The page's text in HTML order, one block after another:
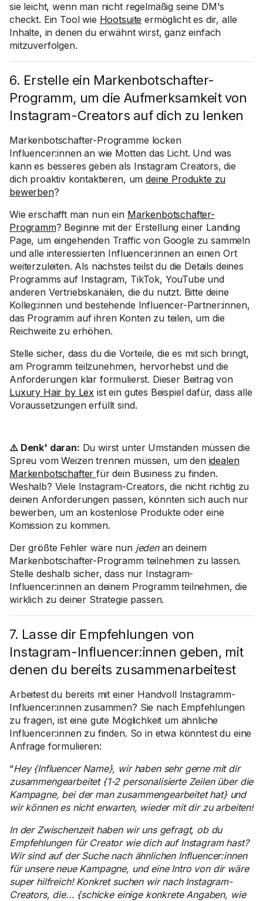
sie leicht, wenn man nicht regelmäßig seine DM's
checkt. Ein Tool wie Hootsuite ermöglicht es dir, alle
Inhalte, in denen du erwähnt wirst, ganz einfach
mitzuverfolgen.
6. Erstelle ein Markenbotschafter-
Programm, um die Aufmerksamkeit von
Instagram-Creators auf dich zu lenken
Markenbotschafter-Programme locken
Influencer:innen an wie Motten das Licht. Und was
kann es besseres geben als Instagram Creators, die
dich proaktiv kontaktieren, umdeine Produkte zu
bewerben?
Wie erschafft man nun ein Markenbotschafter-
Programm? Beginne mit der Erstellung einer Landing
Page, um eingehenden Traffic von Google zu sammeln
und alle interessierten Influencer:innen an einen Ort
weiterzuleiten. Als nächstes teilst du die Details deines
Programms auf Instagram, TikTok, YouTube und
anderen Vertriebskanälen, die du nutzt. Bitte deine
Kolleg:innen und bestehende Influencer-Partner:innen,
das Programm auf ihren Konten zu teilen, um die
Reichweite zu erhöhen.
Stelle sicher, dass du die Vorteile, die es mit sich bringt,
am Programm teilzunehmen, hervorhebst und die
Anforderungen klar formulierst. Dieser Beitrag von
Luxury Hair by Lex ist ein gutes Beispiel dafür, dass alle
Voraussetzungen erfüllt sind.
⚠️ Denk' daran: Du wirst unter Umständen müssen die
Spreu vom Weizen trennen müssen, um den idealen
Markenbotschafterfür dein Business zu finden.
Weshalb? Viele Instagram-Creators, die nicht richtig zu
deinen Anforderungen passen, könnten sich auch nur
bewerben, um an kostenlose Produkte oder eine
Komission zu kommen.
Der größte Fehler wäre nun jedenan deinem
Markenbotschafter-Programm teilnehmen zu lassen.
Stelle deshalb sicher, dass nur Instagram-
Influencer:innen an deinem Programm teilnehmen, die
wirklich zu deiner Strategie passen.
7. Lasse dir Empfehlungen von
Instagram-Influencer:innen geben, mit
denen du bereits zusammenarbeitest
Arbeitest du bereits mit einer Handvoll Instagramm-
Influencer:innen zusammen? Sie nach Empfehlungen
zu fragen, ist eine gute Möglichkeit um ähnliche
Influencer:innen zu finden. So in etwa könntest du eine
Anfrage formulieren:
“Hey {Influencer Name}, wir haben sehr gerne mit dir
zusammengearbeitet {1-2 personalisierte Zeilen über die
Kampagne, bei der man zusammengearbeitet hat} und
wir können es nicht erwarten, wieder mit dir zu arbeiten!
In der Zwischenzeit haben wir uns gefragt, ob du
Empfehlungen für Creator wie dich auf Instagram hast?
Wir sind auf der Suche nach ähnlichen Influencer:innen
für unsere neue Kampagne, und eine Intro von dir wäre
super hilfreich! Konkret suchen wir nach Instagram-
Creators, die... {schicke einige konkrete Angaben, wie